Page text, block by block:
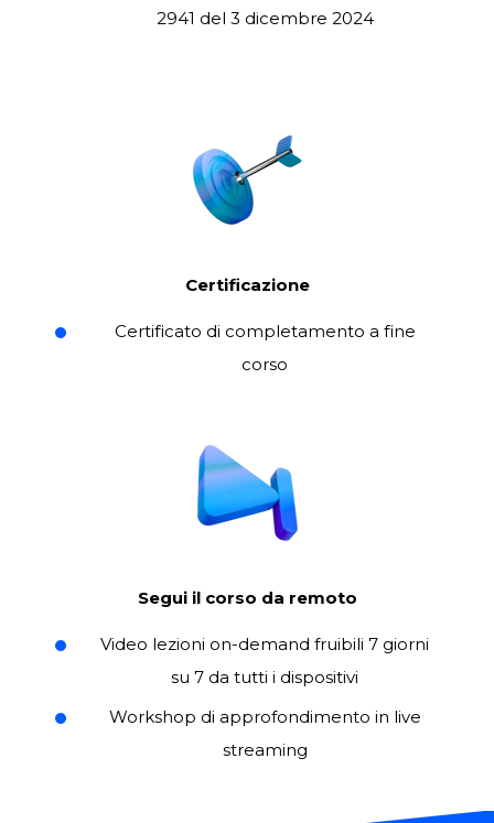
2941 del 3 dicembre 2024
Certificazione
Certificato di completamento a fine
corso
Segui il corso da remoto
Video lezioni on-demand fruibili 7 giorni
su 7 da tutti i dispositivi
Workshop di approfondimento in live
streaming